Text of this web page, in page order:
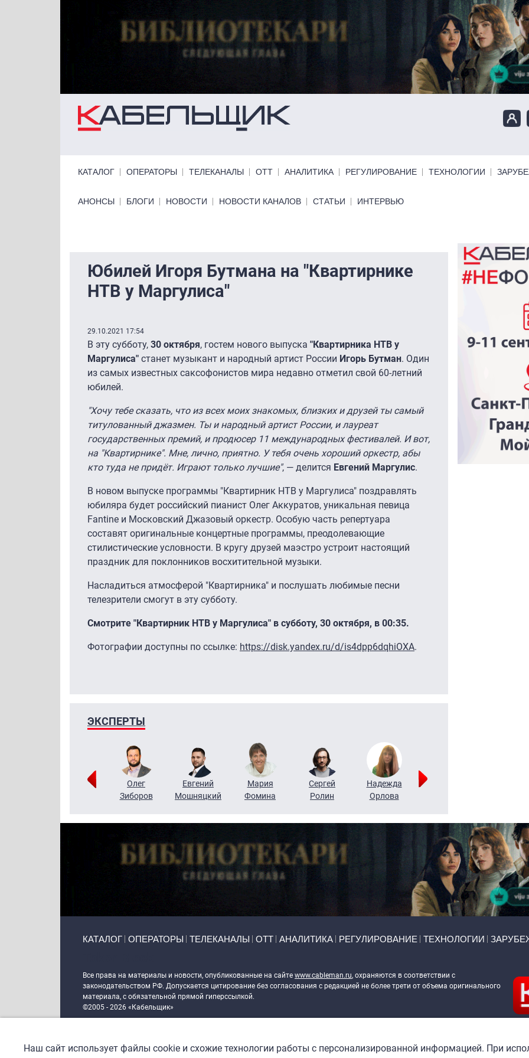
КАТАЛОГ ОПЕРАТОРЫ ТЕЛЕКАНАЛЫ ОТТ АНАЛИТИКА РЕГУЛИРОВАНИЕ ТЕХНОЛОГИИ
Primary links bottom
АНОНСЫ БЛОГИ НОВОСТИ НОВОСТИ КАНАЛОВ СТАТЬИ ИНТЕРВЬЮ
Юбилей Игоря Бутмана на "Квартирнике
НТВ у Маргулиса"
29.10.2021 17:54
В эту субботу, 30 октября, гостем нового выпуска "Квартирника НТВ у
Маргулиса" станет музыкант и народный артист России Игорь Бутман. Один
из самых известных саксофонистов мира недавно отметил свой 60-летний
юбилей.
"Хочу тебе сказать, что из всех моих знакомых, близких и друзей ты самый
титулованный джазмен. Ты и народный артист России, и лауреат
государственных премий, и продюсер 11 международных фестивалей. И вот,
на "Квартирнике". Мне, лично, приятно. У тебя очень хороший оркестр, абы
кто туда не придёт. Играют только лучшие", — делится Евгений Маргулис.
В новом выпуске программы "Квартирник НТВ у Маргулиса" поздравлять
юбиляра будет российский пианист Олег Аккуратов, уникальная певица
Fantine и Московский Джазовый оркестр. Особую часть репертуара
составят оригинальные концертные программы, преодолевающие
стилистические условности. В кругу друзей маэстро устроит настоящий
праздник для поклонников восхитительной музыки.
Насладиться атмосферой "Квартирника" и послушать любимые песни
телезрители смогут в эту субботу.
Смотрите "Квартирник НТВ у Маргулиса" в субботу, 30 октября, в 00:35.
Фотографии доступны по ссылке: https://disk.yandex.ru/d/is4dpp6dqhiOXA.
ЭКСПЕРТЫ
Григорий
Олег
Зиборов
Евгений
Мошняцкий
Мария
Фомина
Сергей
Ролин
Надежда
Орлова
КАТАЛОГ ОПЕРАТОРЫ ТЕЛЕКАНАЛЫ ОТТ АНАЛИТИКА РЕГУЛИРОВАНИЕ ТЕХНОЛОГИИ
Все права на материалы и новости, опубликованные на сайте www.cableman.ru, охраняются в соответствии с
законодательством РФ. Допускается цитирование без согласования с редакцией не более трети от объема оригинального
материала, с обязательной прямой гиперссылкой.
©2005 - 2026 «Кабельщик»
DrupalCoder — поддержка сайта c 2017 года
Наш сайт использует файлы cookie и схожие технологии работы с персонализированной информацией. При